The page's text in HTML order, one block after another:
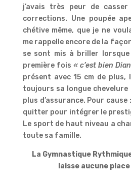
j’avais très peur de
corrections. Une poupée
chétive même, que je ne
me rappelle encore de la
se sont mis à briller
première fois« c’est bien
présent avec 15 cm de
toujours sa longue chevelure
plus d’assurance. Pour
quitter pour intégrer le
Le sport de haut niveau a
toute sa famille.
La Gymnastique
laisse aucune